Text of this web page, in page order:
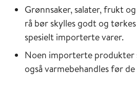
Grønnsaker, salater, frukt
rå bør skylles godt og
spesielt importerte varer.
Noen importerte
også varmebehandles før de